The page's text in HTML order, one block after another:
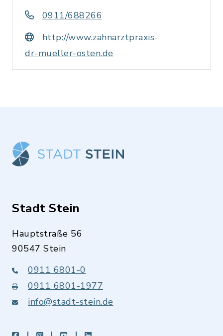
0911/688266
http://www.zahnarztpraxis-
dr-mueller-osten.de
Stadt Stein
Hauptstraße 56
90547 Stein
0911 6801-0
0911 6801-1977
info@stadt-stein.de